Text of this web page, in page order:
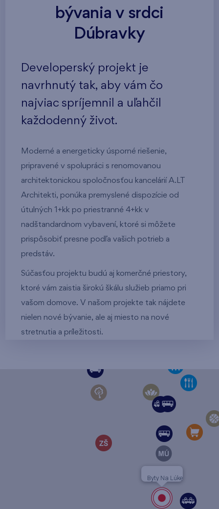
bývania v srdci
Dúbravky
Developerský projekt je
navrhnutý tak, aby vám čo
najviac spríjemnil a uľahčil
každodenný život.
Moderné a energeticky úsporné riešenie,
pripravené v spolupráci s renomovanou
architektonickou spoločnosťou kancelárií A.LT
Architekti, ponúka premyslené dispozície od
útulných 1+kk po priestranné 4+kk v
nadštandardnom vybavení, ktoré si môžete
prispôsobiť presne podľa vašich potrieb a
predstáv.
Súčasťou projektu budú aj komerčné priestory,
ktoré vám zaistia širokú škálu služieb priamo pri
vašom domove. V našom projekte tak nájdete
nielen nové bývanie, ale aj miesto na nové
stretnutia a príležitosti.
Byty Na Lúke